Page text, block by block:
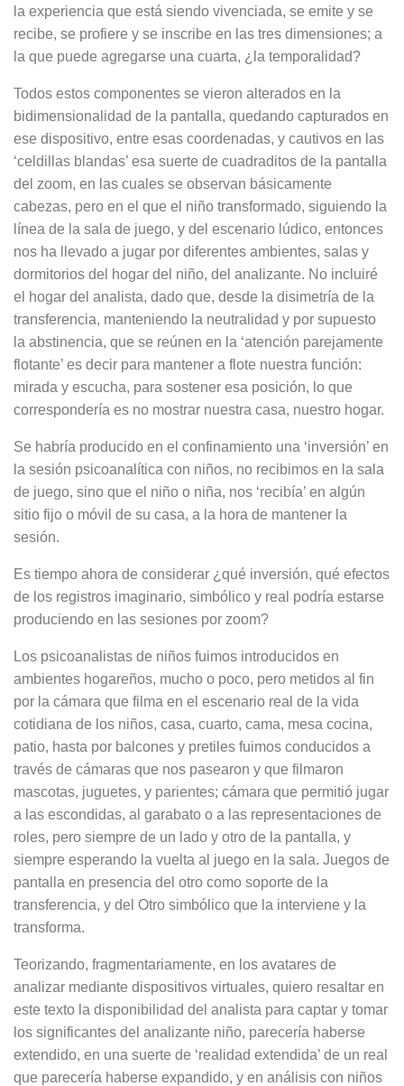
la expe­riencia que está siendo vivenciada, se emite y se
recibe, se profiere y se ins­cribe en las tres dimensiones; a
la que puede agregarse una cuarta, ¿la tem­poralidad?
Todos estos componentes se vieron alterados en la
bidimensionalidad de la pantalla, quedando capturados en
ese dispositivo, entre esas coordena­das, y cautivos en las
‘celdillas blan­das’ esa suerte de cuadraditos de la pantalla
del zoom, en las cuales se observan básicamente
cabezas, pero en el que el niño transformado, si­guiendo la
línea de la sala de juego, y del escenario lúdico, entonces
nos ha llevado a jugar por diferentes ambien­tes, salas y
dormitorios del hogar del niño, del analizante. No incluiré
el ho­gar del analista, dado que, desde la disimetría de la
transferencia, mante­niendo la neutralidad y por supuesto
la abstinencia, que se reúnen en la ‘aten­ción parejamente
flotante’ es decir pa­ra mantener a flote nuestra función:
mirada y escucha, para sostener esa posición, lo que
correspondería es no mostrar nuestra casa, nuestro hogar.
Se habría producido en el confina­miento una ‘inversión’ en
la sesión psicoanalítica con niños, no recibimos en la sala
de juego, sino que el niño o niña, nos ‘recibía’ en algún
sitio fijo o móvil de su casa, a la hora de mante­ner la
sesión.
Es tiempo ahora de considerar ¿qué inversión, qué efectos
de los registros imaginario, simbólico y real podría es­tarse
produciendo en las sesiones por zoom?
Los psicoanalistas de niños fuimos in­troducidos en
ambientes hogareños, mucho o poco, pero metidos al fin
por la cámara que filma en el escenario real de la vida
cotidiana de los niños, casa, cuarto, cama, mesa cocina,
pa­tio, hasta por balcones y pretiles fui­mos conducidos a
través de cámaras que nos pasearon y que filmaron
mascotas, juguetes, y parientes; cámara que permitió jugar
a las escondidas, al garabato o a las representaciones de
roles, pero siempre de un lado y otro de la pantalla, y
siempre espe­rando la vuelta al juego en la sala. Juegos de
pantalla en presencia del otro como soporte de la
transferencia, y del Otro simbólico que la interviene y la
transforma.
Teorizando, fragmentaria­mente, en los avatares de
analizar mediante dispositivos virtuales, quiero resaltar en
este texto la disponibilidad del analista para captar y tomar
los significantes del analizante niño, pare­cería haberse
extendido, en una suer­te de ‘realidad extendida’ de un real
que parecería haberse expandido, y en análisis con niños